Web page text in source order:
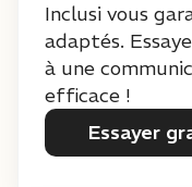
Inclusi vous
adaptés.
à une
efficace !
Essayer